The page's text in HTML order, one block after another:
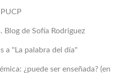
Blog de Sofía Rodriguez
a "La palabra del día"
¿puede ser enseñada? (en